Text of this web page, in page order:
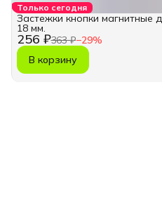
Только сегодня
256 ₽363 ₽−29%
Застежки кнопки магнитные
18 мм.
В корзину